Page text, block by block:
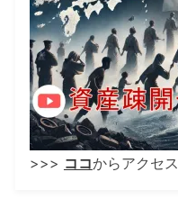
>>> ココからアクセス